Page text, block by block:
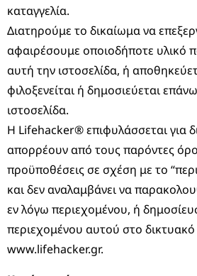
καταγγελία.
Διατηρούμε το δικαίωμα να
αφαιρέσουμε οποιοδήποτε υλικό
αυτή την ιστοσελίδα, ή
φιλοξενείται ή δημοσιεύεται
ιστοσελίδα.
Η Lifehacker® επιφυλάσσεται για
απορρέουν από τους παρόντες
προϋποθέσεις σε σχέση με το
και δεν αναλαμβάνει να
εν λόγω περιεχομένου, ή
περιεχομένου αυτού στο
www.lifehacker.gr.